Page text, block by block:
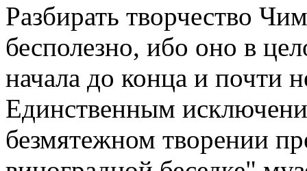
Разбирать творчество
бесполезно, ибо оно в
начала до конца и почти
Единственным
безмятежном творении